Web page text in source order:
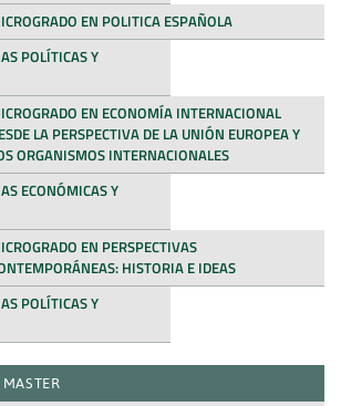
EN POLITICA ESPAÑOLA
POLÍTICAS Y
EN ECONOMÍA INTERNACIONAL
LA PERSPECTIVA DE LA UNIÓN EUROPEA Y
ORGANISMOS INTERNACIONALES
ECONÓMICAS Y
EN PERSPECTIVAS
HISTORIA E IDEAS
POLÍTICAS Y